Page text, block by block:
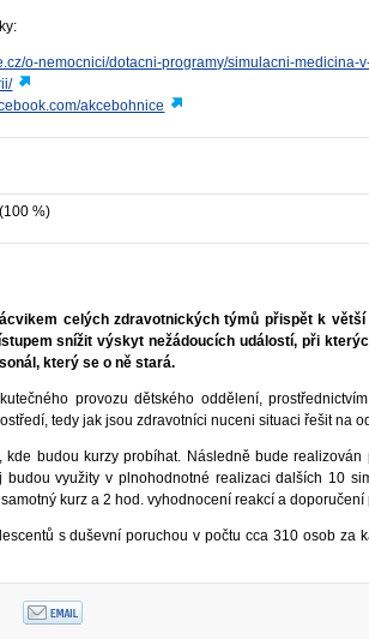
o-nemocnici/dotacni-programy/simulacni-medicina-
akcebohnice
%)
celých zdravotnických týmů přispět k
snížit výskyt nežádoucích událostí, při
který se o ně stará.
provozu dětského oddělení,
tedy jak jsou zdravotníci nuceni situaci řešit na
budou kurzy probíhat. Následně bude realizován
využity v plnohodnotné realizaci dalších 10
kurz a 2 hod. vyhodnocení reakcí a
s duševní poruchou v počtu cca 310 osob za